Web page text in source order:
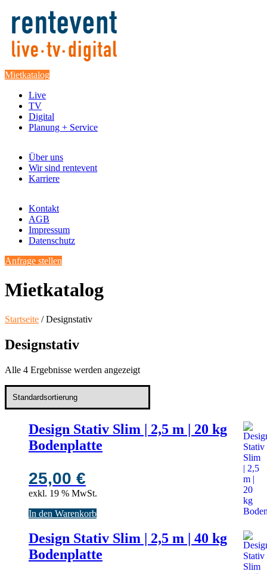
Mietkatalog
Live
TV
Digital
Planung + Service
Über uns
Wir sind rentevent
Karriere
Kontakt
AGB
Impressum
Datenschutz
Anfrage stellen
Mietkatalog
Startseite / Designstativ
Designstativ
Alle 4 Ergebnisse werden angezeigt
Design Stativ Slim | 2,5 m | 20 kg
Bodenplatte
25,00 €
exkl. 19 % MwSt.
In den Warenkorb
Design Stativ Slim | 2,5 m | 40 kg
Bodenplatte